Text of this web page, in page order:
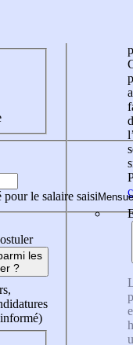
le salaire saisi
les
?